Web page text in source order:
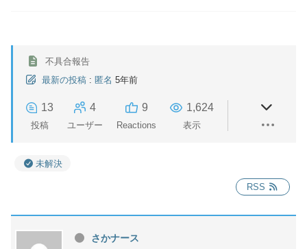
不具合報告
最新の投稿 : 匿名 5年前
13
投稿
4
ユーザー
9
Reactions
1,624
表示
未解決
RSS
さかナース